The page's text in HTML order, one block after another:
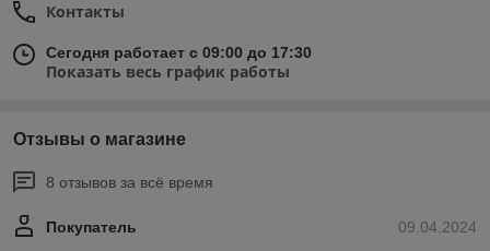
Контакты
Сегодня работает с 09:00 до 17:30
Показать весь график работы
Отзывы о магазине
8 отзывов за всё время
09.04.2024
Покупатель